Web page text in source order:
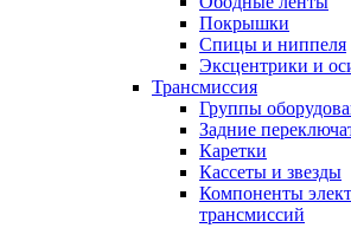
Покрышки
Спицы и ниппеля
Эксцентрики и
Трансмиссия
Группы
Задние
Каретки
Кассеты и звезды
Компоненты
трансмиссий